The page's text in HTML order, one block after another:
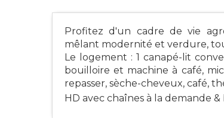
Profitez d'un cadre de vie
mêlant modernité et verdure,
Le logement : 1 canapé-lit
bouilloire et machine à café,
repasser, sèche-cheveux, café,
HD avec chaînes à la demande &